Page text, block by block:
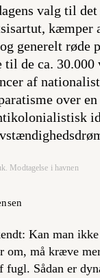
valg til
kæmper
generelt røde
til de ca. 30.000
af
over
Modtagelse i havnen
Kan man
om, må kræve
fugl. Sådan er